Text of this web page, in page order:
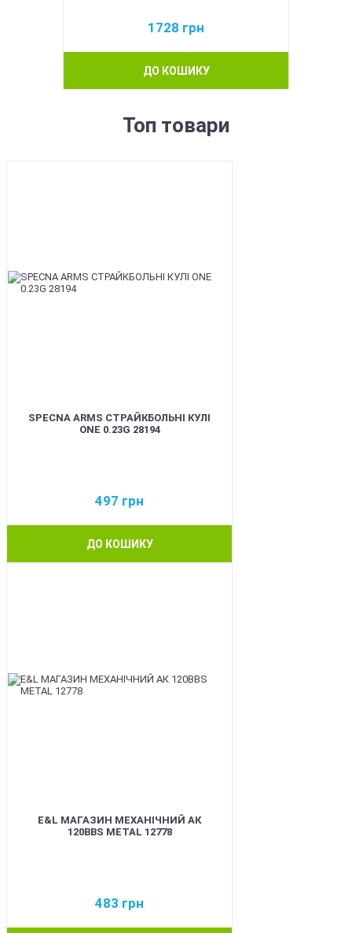
1728 грн
ДО КОШИКУ
Топ товари
SPECNA ARMS СТРАЙКБОЛЬНІ КУЛІ
ONE 0.23G 28194
497 грн
ДО КОШИКУ
E&L МАГАЗИН МЕХАНІЧНИЙ АК
120BBS METAL 12778
483 грн